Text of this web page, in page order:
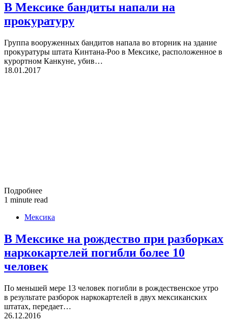
В Мексике бандиты напали на
прокуратуру
Группа вооруженных бандитов напала во вторник на здание
прокуратуры штата Кинтана-Роо в Мексике, расположенное в
курортном Канкуне, убив…
18.01.2017
Подробнее
1 minute read
Мексика
В Мексике на рождество при разборках
наркокартелей погибли более 10
человек
По меньшей мере 13 человек погибли в рождественское утро
в результате разборок наркокартелей в двух мексиканских
штатах, передает…
26.12.2016